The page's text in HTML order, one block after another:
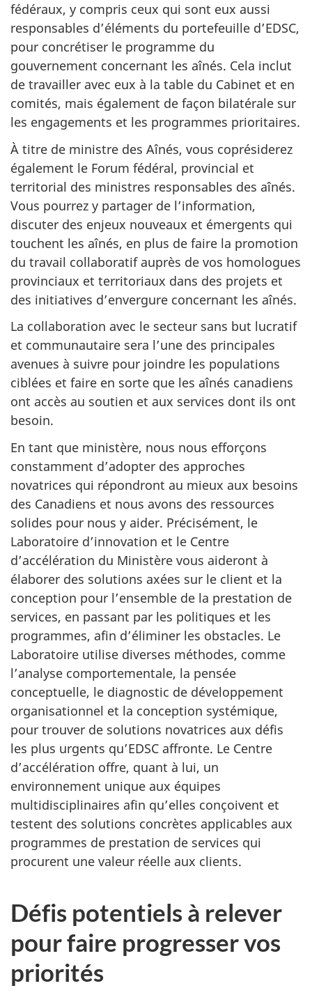
fédéraux, y compris ceux qui sont eux aussi
responsables d’éléments du portefeuille d’EDSC,
pour concrétiser le programme du
gouvernement concernant les aînés. Cela inclut
de travailler avec eux à la table du Cabinet et en
comités, mais également de façon bilatérale sur
les engagements et les programmes prioritaires.
À titre de ministre des Aînés, vous coprésiderez
également le Forum fédéral, provincial et
territorial des ministres responsables des aînés.
Vous pourrez y partager de l’information,
discuter des enjeux nouveaux et émergents qui
touchent les aînés, en plus de faire la promotion
du travail collaboratif auprès de vos homologues
provinciaux et territoriaux dans des projets et
des initiatives d’envergure concernant les aînés.
La collaboration avec le secteur sans but lucratif
et communautaire sera l’une des principales
avenues à suivre pour joindre les populations
ciblées et faire en sorte que les aînés canadiens
ont accès au soutien et aux services dont ils ont
besoin.
En tant que ministère, nous nous efforçons
constamment d’adopter des approches
novatrices qui répondront au mieux aux besoins
des Canadiens et nous avons des ressources
solides pour nous y aider. Précisément, le
Laboratoire d’innovation et le Centre
d’accélération du Ministère vous aideront à
élaborer des solutions axées sur le client et la
conception pour l’ensemble de la prestation de
services, en passant par les politiques et les
programmes, afin d’éliminer les obstacles. Le
Laboratoire utilise diverses méthodes, comme
l’analyse comportementale, la pensée
conceptuelle, le diagnostic de développement
organisationnel et la conception systémique,
pour trouver de solutions novatrices aux défis
les plus urgents qu’EDSC affronte. Le Centre
d’accélération offre, quant à lui, un
environnement unique aux équipes
multidisciplinaires afin qu’elles conçoivent et
testent des solutions concrètes applicables aux
programmes de prestation de services qui
procurent une valeur réelle aux clients.
Défis potentiels à relever
pour faire progresser vos
priorités